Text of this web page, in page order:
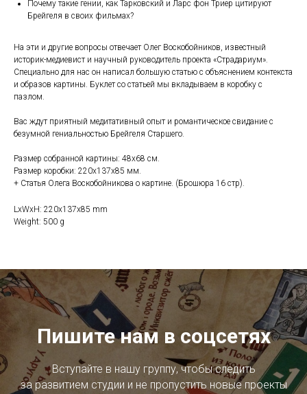
Почему такие гении, как Тарковский и Ларс фон Триер цитируют
Брейгеля в своих фильмах?
На эти и другие вопросы отвечает Олег Воскобойников, известный
историк-медиевист и научный руководитель проекта «Страдариум».
Специально для нас он написал большую статью с объяснением контекста
и образов картины. Буклет со статьей мы вкладываем в коробку с
пазлом.
Вас ждут приятный медитативный опыт и романтическое свидание с
безумной гениальностью Брейгеля Старшего.
Размер собранной картины: 48х68 см.
Размер коробки: 220х137х85 мм.
+ Статья Олега Воскобойникова о картине. (Брошюра 16 стр).
LxWxH: 220x137x85 mm
Weight: 500 g
Пишите нам в соцсетях
Вступайте в нашу группу, чтобы следить
за развитием студии и не пропустить новые проекты